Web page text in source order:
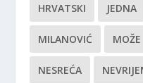
HRVATSKI JEDNA
MILANOVIĆ MOŽE
NESREĆA